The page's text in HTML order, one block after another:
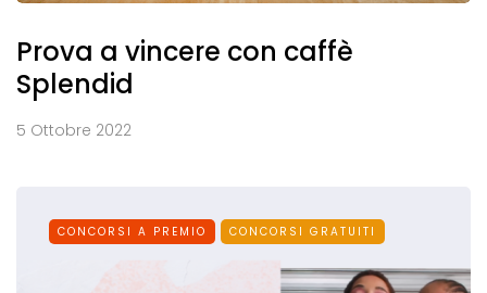
Prova a vincere con caffè
Splendid
5 Ottobre 2022
CONCORSI A PREMIO CONCORSI GRATUITI